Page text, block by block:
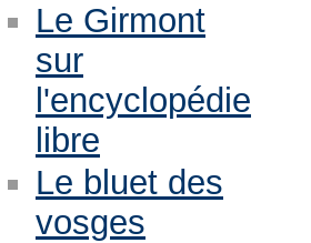
Le Girmont
sur
l'encyclopédie
libre
Le bluet des
vosges